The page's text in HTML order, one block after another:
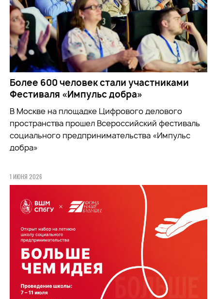
Более 600 человек стали участниками
Фестиваля «Импульс добра»
В Москве на площадке Цифрового делового
пространства прошел Всероссийский фестиваль
социального предпринимательства «Импульс
добра»
1 ИЮНЯ 2026